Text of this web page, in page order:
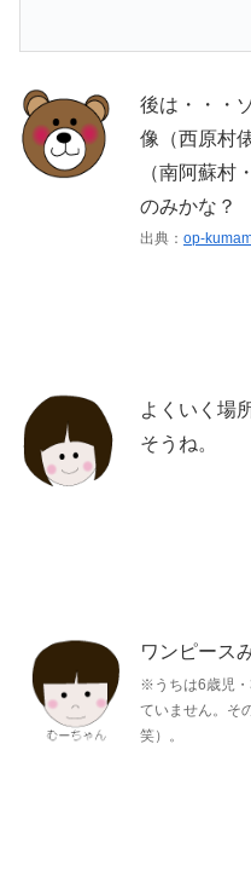
後は・・・
像（西原村
（南阿蘇村
のみかな？
出典： op-
よくいく場
そうね。
ワンピース
※うちは6歳児・
ていません。そ
笑）。